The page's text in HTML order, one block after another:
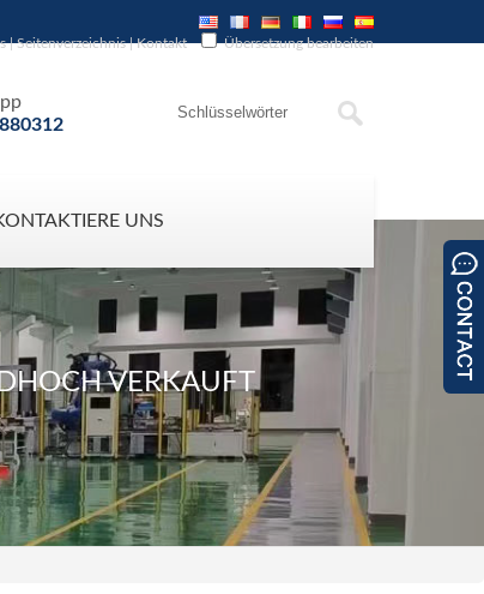
|Seitenverzeichnis|Kontakt Übersetzung bearbeiten
UNS
VERKAUFT